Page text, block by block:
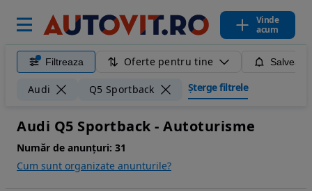
Vinde
acum
Filtreaza Oferte pentru tine
Audi Q5 Sportback Șterge filtrele
Audi Q5 Sportback - Autoturisme
Număr de anunțuri: 31
Cum sunt organizate anunturile?